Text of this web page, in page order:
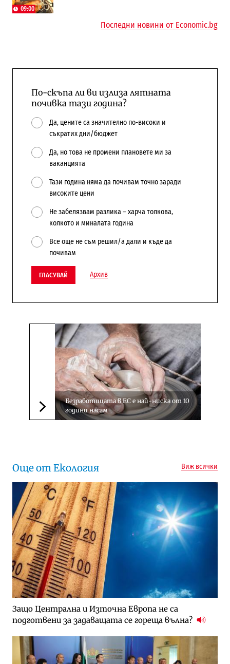
09:00
Последни новини от Economic.bg
По-скъпа ли ви излиза лятната
почивка тази година?
Да, цените са значително по-високи и
съкратих дни/бюджет
Да, но това не промени плановете ми за
ваканцията
Тази година няма да почивам точно заради
високите цени
Не забелязвам разлика – харча толкова,
колкото и миналата година
Все още не съм решил/а дали и къде да
почивам
ГЛАСУВАЙ Архив
Следваща новина
Безработицата в ЕС е най-ниска от 10
години насам
Още от Екология Виж всички
Защо Централна и Източна Европа не са
подготвени за задаващата се гореща вълна?